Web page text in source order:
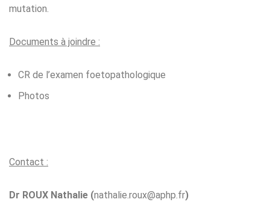
mutation.
Documents à joindre :
CR de l’examen foetopathologique
Photos
Contact :
Dr ROUX Nathalie (nathalie.roux@aphp.fr)